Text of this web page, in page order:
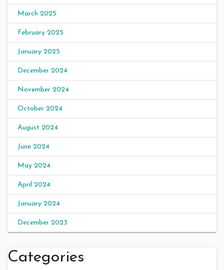
March 2025
February 2025
January 2025
December 2024
November 2024
October 2024
August 2024
June 2024
May 2024
April 2024
January 2024
December 2023
Categories